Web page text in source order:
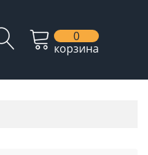
0
корзина